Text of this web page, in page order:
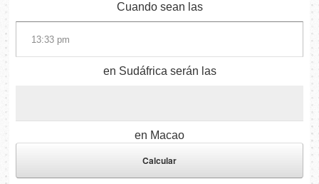
Cuando sean las
en Sudáfrica serán las
en Macao